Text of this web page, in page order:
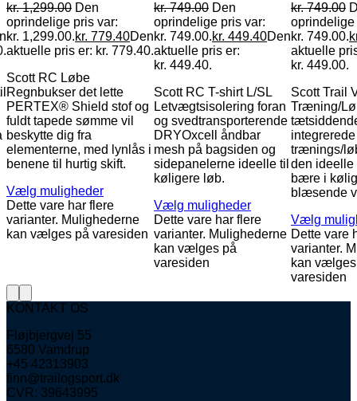
kr.1,299.00 Den
oprindelige pris var:
kr. 1,299.00.kr. 779.40Den
aktuelle pris er: kr. 779.40.
Scott RC Løbe
Regnbukser det lette
PERTEX® Shield stof og
fuldt tapede sømme vil
beskytte dig fra
elementerne, med lynlås i
benene til hurtig skift.
Vælg muligheder
Dette vare har flere
varianter. Mulighederne
kan vælges på varesiden
kr.749.00 Den
oprindelige pris var:
kr. 749.00.kr. 449.40Den
aktuelle pris er:
kr. 449.40.
Scott RC T-shirt L/SL
Letvægtsisolering foran
og svedtransporterende
DRYOxcell åndbar
mesh på bagsiden og
sidepanelerne ideelle til
køligere løb.
Vælg muligheder
Dette vare har flere
varianter. Mulighederne
kan vælges på
varesiden
kr.749.00
oprindelige
kr. 749.00.
aktuelle
kr. 449.00.
Scott Trail
Træning/
trænings/
den ideelle
bære i
blæsende
Vælg
Dette vare
varianter.
kan
varesiden
KONTAKT OS
Fløjbjergvej 55
6580 Vamdrup
+45 42313903
finn@trailogsport.dk
CVR: 39643995